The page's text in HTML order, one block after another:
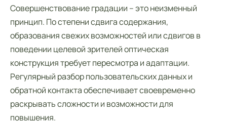
Совершенствование градации – это неизменный
принцип. По степени сдвига содержания,
образования свежих возможностей или сдвигов в
поведении целевой зрителей оптическая
конструкция требует пересмотра и адаптации.
Регулярный разбор пользовательских данных и
обратной контакта обеспечивает своевременно
раскрывать сложности и возможности для
повышения.